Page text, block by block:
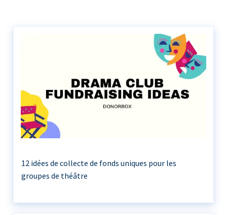
12 idées de collecte de fonds uniques pour les
groupes de théâtre